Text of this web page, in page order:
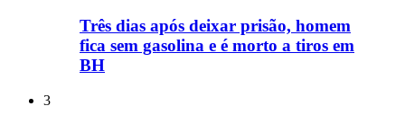
Três dias após deixar prisão, homem
fica sem gasolina e é morto a tiros em
BH
3